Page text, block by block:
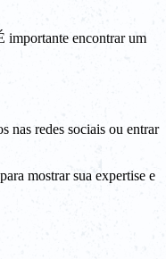
importante encontrar um
nas redes sociais ou entrar
mostrar sua expertise e